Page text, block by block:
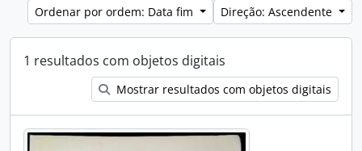
Ordenar por ordem: Data fim
Direção: Ascendente
1 resultados com objetos digitais
Mostrar resultados com objetos digitais